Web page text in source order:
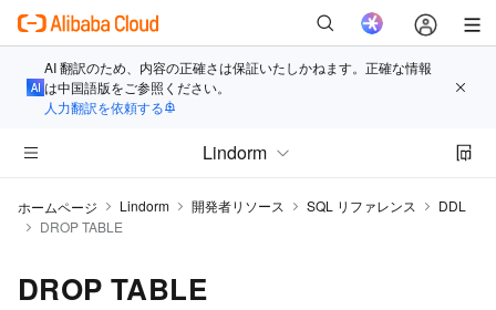
AI 翻訳のため、内容の正確さは保証いたしかねます。正確な情報
は中国語版をご参照ください。
人力翻訳を依頼する
Lindorm
ホームページ Lindorm 開発者リソース SQL リファレンス
DDL
DROP TABLE
DROP TABLE